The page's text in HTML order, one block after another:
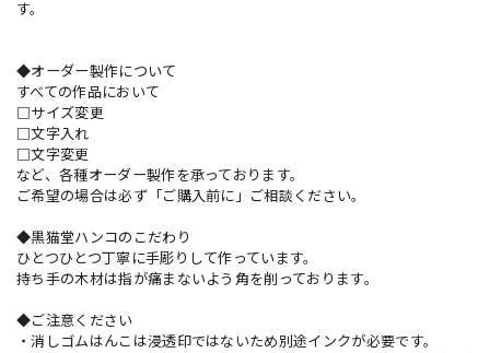
す。
◆オーダー製作について
すべての作品において
□サイズ変更
□文字入れ
□文字変更
など、各種オーダー製作を承っております。
ご希望の場合は必ず「ご購入前に」ご相談ください。
◆黒猫堂ハンコのこだわり
ひとつひとつ丁寧に手彫りして作っています。
持ち手の木材は指が痛まないよう角を削っております。
◆ご注意ください
・消しゴムはんこは浸透印ではないため別途インクが必要です。